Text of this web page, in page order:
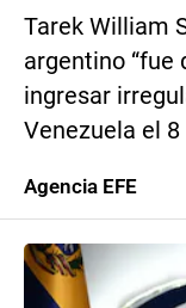
Tarek William
argentino “fue
ingresar
Venezuela el 8
Agencia EFE